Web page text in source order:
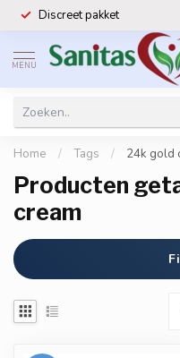
Discreet pakket
MENU
Home / Tags / 24k gold
Producten
cream